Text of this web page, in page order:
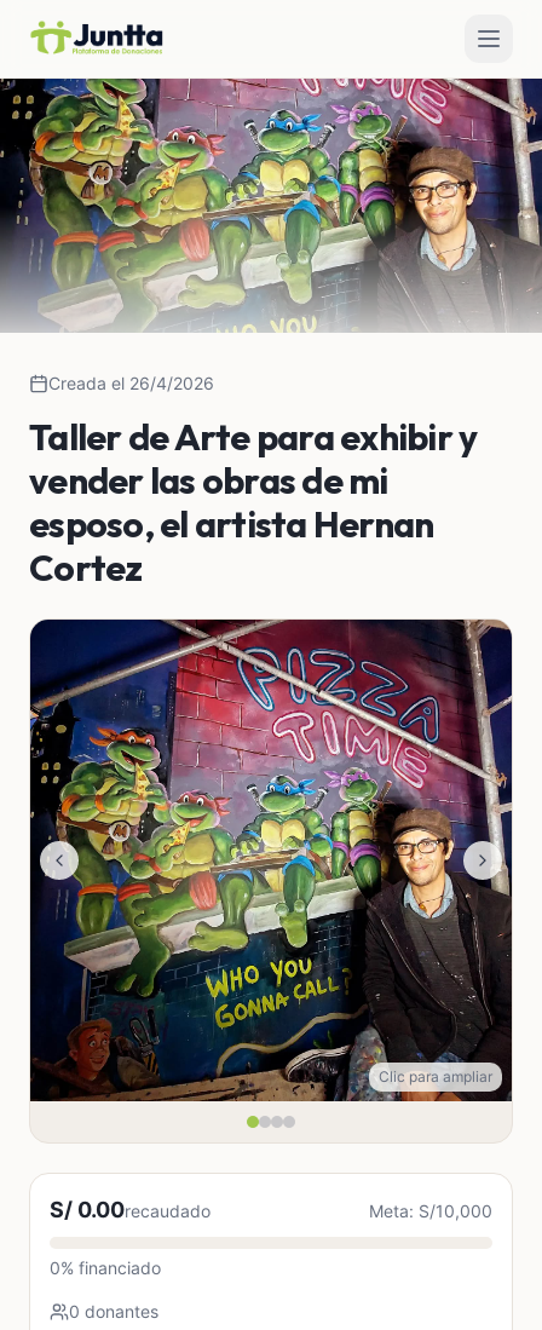
Creada el 26/4/2026
Taller de Arte para exhibir y
vender las obras de mi
esposo, el artista Hernan
Cortez
Clic para ampliar
S/ 0.00recaudado Meta: S/10,000
0% financiado
0 donantes